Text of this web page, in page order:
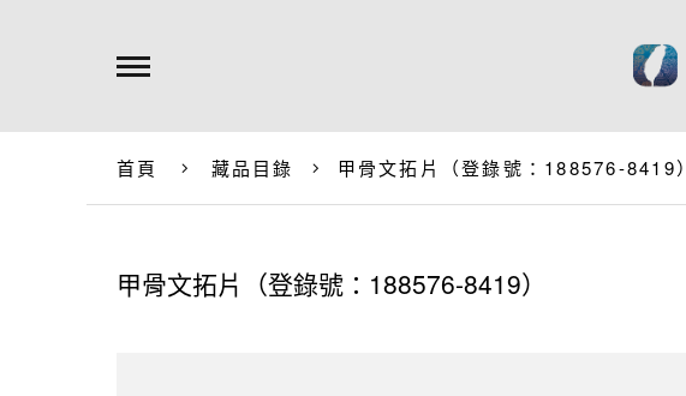
首頁 藏品目錄 甲骨文拓片（登錄號：188576-8419）
甲骨文拓片（登錄號：188576-8419）